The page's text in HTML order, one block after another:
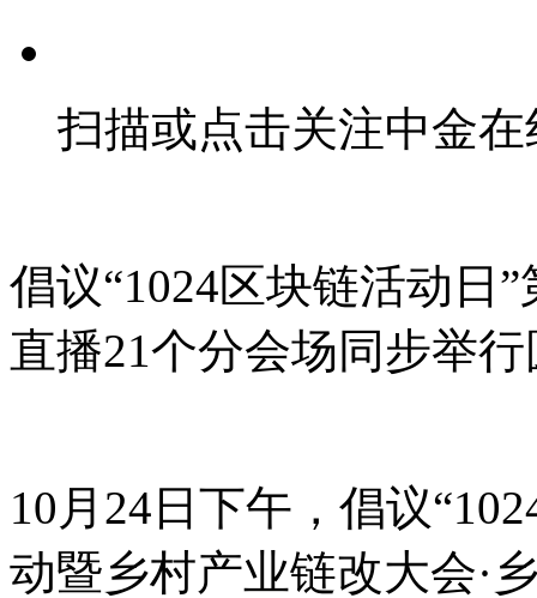
扫描或点击关注中金
倡议“1024区块链活动日
直播21个分会场同步举
10月24日下午，倡议
动暨乡村产业链改大会·